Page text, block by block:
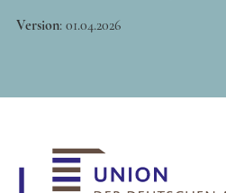
Version: 01.04.2026